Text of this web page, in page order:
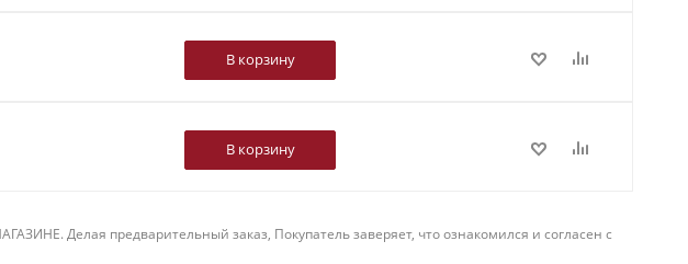
В корзину
В корзину
Делая предварительный заказ, Покупатель заверяет, что ознакомился и согласен с